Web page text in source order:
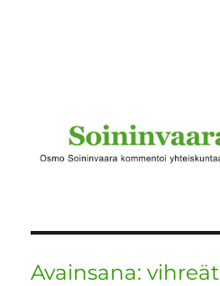
Avainsana:vihreät